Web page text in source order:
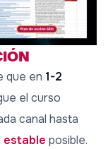
que en 1-2
el curso
canal hasta
estable posible.